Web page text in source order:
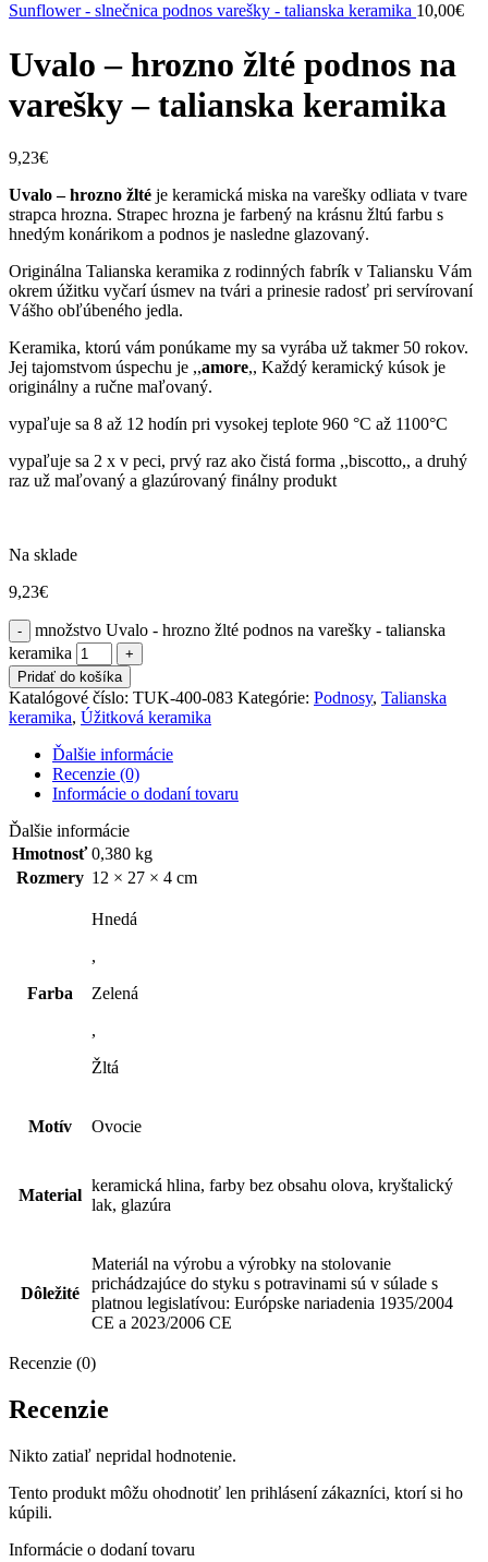
Sunflower - slnečnica podnos varešky - talianska keramika 10,00€
Uvalo – hrozno žlté podnos na
varešky – talianska keramika
9,23€
Uvalo – hrozno žlté je keramická miska na varešky odliata v tvare
strapca hrozna. Strapec hrozna je farbený na krásnu žltú farbu s
hnedým konárikom a podnos je nasledne glazovaný.
Originálna Talianska keramika z rodinných fabrík v Taliansku Vám
okrem úžitku vyčarí úsmev na tvári a prinesie radosť pri servírovaní
Vášho obľúbeného jedla.
Keramika, ktorú vám ponúkame my sa vyrába už takmer 50 rokov.
Jej tajomstvom úspechu je ,,amore,, Každý keramický kúsok je
originálny a ručne maľovaný.
vypaľuje sa 8 až 12 hodín pri vysokej teplote 960 °C až 1100°C
vypaľuje sa 2 x v peci, prvý raz ako čistá forma ,,biscotto,, a druhý
raz už maľovaný a glazúrovaný finálny produkt
Na sklade
9,23€
množstvo Uvalo - hrozno žlté podnos na varešky - talianska
keramika
Pridať do košíka
Katalógové číslo: TUK-400-083 Kategórie: Podnosy, Talianska
keramika, Úžitková keramika
Ďalšie informácie
Recenzie (0)
Informácie o dodaní tovaru
Ďalšie informácie
Hmotnosť 0,380 kg
Rozmery 12 × 27 × 4 cm
Farba
Hnedá
,
Zelená
,
Žltá
Motív Ovocie
Material
keramická hlina, farby bez obsahu olova, kryštalický
lak, glazúra
Dôležité
Materiál na výrobu a výrobky na stolovanie
prichádzajúce do styku s potravinami sú v súlade s
platnou legislatívou: Európske nariadenia 1935/2004
CE a 2023/2006 CE
Recenzie (0)
Recenzie
Nikto zatiaľ nepridal hodnotenie.
Tento produkt môžu ohodnotiť len prihlásení zákazníci, ktorí si ho
kúpili.
Informácie o dodaní tovaru